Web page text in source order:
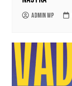
Admin WP